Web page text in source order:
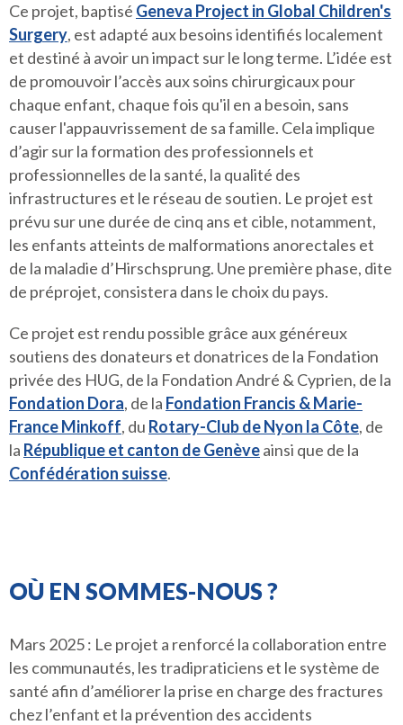
Ce projet, baptisé Geneva Project in Global Children's
Surgery, est adapté aux besoins identifiés localement
et destiné à avoir un impact sur le long terme. L’idée est
de promouvoir l’accès aux soins chirurgicaux pour
chaque enfant, chaque fois qu'il en a besoin, sans
causer l'appauvrissement de sa famille. Cela implique
d’agir sur la formation des professionnels et
professionnelles de la santé, la qualité des
infrastructures et le réseau de soutien. Le projet est
prévu sur une durée de cinq ans et cible, notamment,
les enfants atteints de malformations anorectales et
de la maladie d’Hirschsprung. Une première phase, dite
de préprojet, consistera dans le choix du pays.
Ce projet est rendu possible grâce aux généreux
soutiens des donateurs et donatrices de la Fondation
privée des HUG, de la Fondation André & Cyprien, de la
Fondation Dora, de la Fondation Francis & Marie-
France Minkoff, du Rotary-Club de Nyon la Côte, de
la République et canton de Genèveainsi que de la
Confédération suisse.
OÙ EN SOMMES-NOUS ?
Mars 2025 : Le projet a renforcé la collaboration entre
les communautés, les tradipraticiens et le système de
santé afin d’améliorer la prise en charge des fractures
chez l’enfant et la prévention des accidents